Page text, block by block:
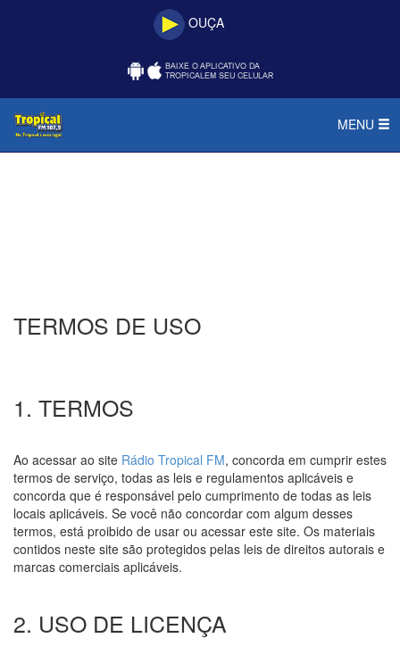
OUÇA
MENU
TERMOS DE USO
1. TERMOS
Ao acessar ao site Rádio Tropical FM, concorda em cumprir estes
termos de serviço, todas as leis e regulamentos aplicáveis e
concorda que é responsável pelo cumprimento de todas as leis
locais aplicáveis. Se você não concordar com algum desses
termos, está proibido de usar ou acessar este site. Os materiais
contidos neste site são protegidos pelas leis de direitos autorais e
marcas comerciais aplicáveis.
2. USO DE LICENÇA